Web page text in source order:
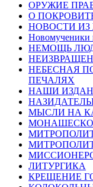
ОРУЖИЕ
О
НОВОСТИ ИЗ
Новомученики
НЕМОЩЬ
НЕБЕСНАЯ
ПЕЧАЛЯХ
НАШИ
МЫСЛИ НА
ЛИТУРГИКА
КРЕЩЕНИЕ